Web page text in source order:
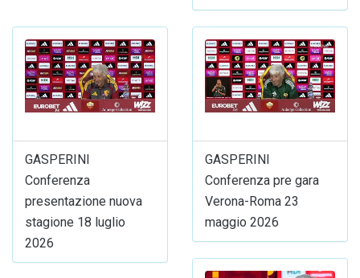
GASPERINI
Conferenza
presentazione nuova
stagione 18 luglio
2026
GASPERINI
Conferenza pre gara
Verona-Roma 23
maggio 2026